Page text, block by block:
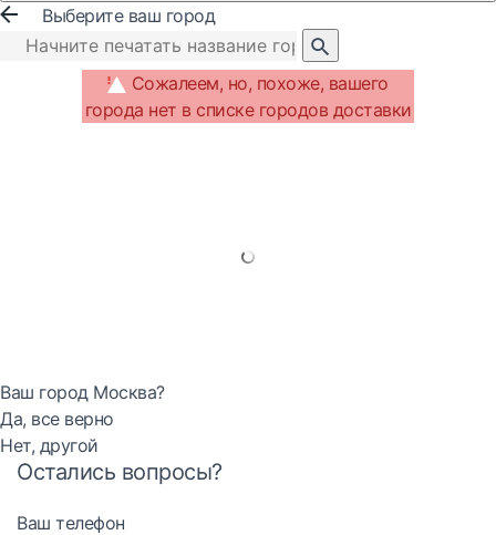
Выберите ваш город
Сожалеем, но, похоже, вашего
города нет в списке городов доставки
Ваш город Москва?
Да, все верно
Нет, другой
Остались вопросы?
Ваш телефон